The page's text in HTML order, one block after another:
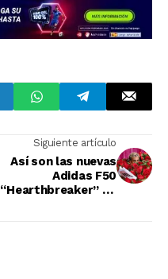
Siguiente artículo
Así son las nuevas
Adidas F50
“Hearthbreaker” de